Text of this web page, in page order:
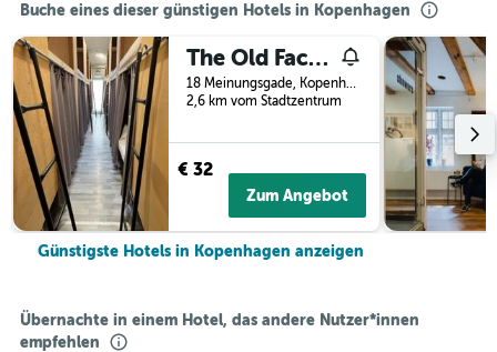
Buche eines dieser günstigen Hotels in Kopenhagen
The Old Factory
18 Meinungsgade, Kopenhagen, Hovedstaden (Hauptstadtregion), Dänemark
2,6 km vom Stadtzentrum
€ 32
Zum Angebot
Günstigste Hotels in Kopenhagen anzeigen
Übernachte in einem Hotel, das andere Nutzer*innen
empfehlen